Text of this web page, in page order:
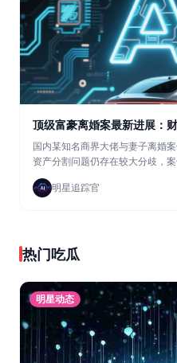
顶级富豪离婚案最新进展：
国内某知名商界大佬与妻子离婚
资产分割问题仍存在较大分歧，案
明星追踪官
热门吃瓜
明星动态